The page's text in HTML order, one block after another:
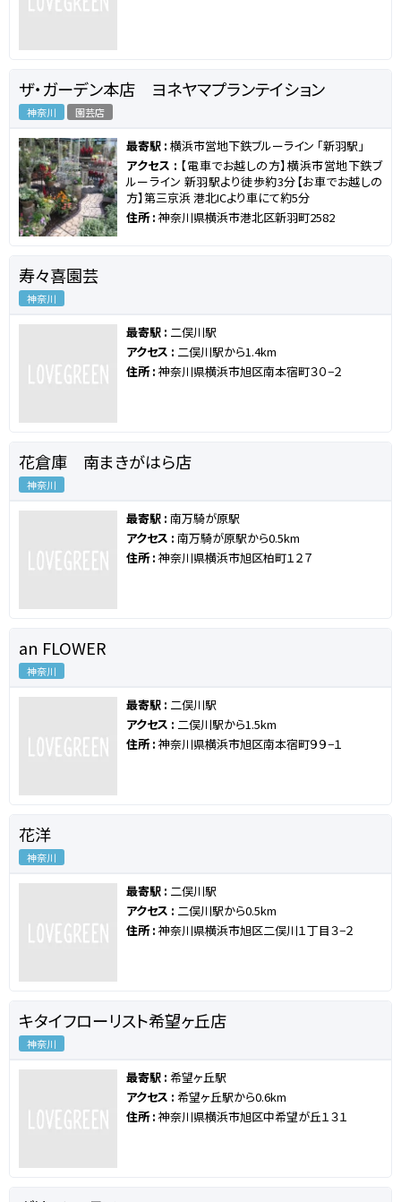
ザ・ガーデン本店 ヨネヤマプランテイション
神奈川 園芸店
最寄駅 : 横浜市営地下鉄ブルーライン 「新羽駅」
アクセス : 【電車でお越しの方】横浜市営地下鉄ブ
ルーライン 新羽駅より徒歩約3分【お車でお越しの
方】第三京浜 港北ICより車にて約5分
住所 : 神奈川県横浜市港北区新羽町2582
寿々喜園芸
神奈川
最寄駅 : 二俣川駅
アクセス : 二俣川駅から1.4km
住所 : 神奈川県横浜市旭区南本宿町３０−２
花倉庫 南まきがはら店
神奈川
最寄駅 : 南万騎が原駅
アクセス : 南万騎が原駅から0.5km
住所 : 神奈川県横浜市旭区柏町１２７
an FLOWER
神奈川
最寄駅 : 二俣川駅
アクセス : 二俣川駅から1.5km
住所 : 神奈川県横浜市旭区南本宿町９９−１
花洋
神奈川
最寄駅 : 二俣川駅
アクセス : 二俣川駅から0.5km
住所 : 神奈川県横浜市旭区二俣川１丁目３−２
キタイフローリスト希望ヶ丘店
神奈川
最寄駅 : 希望ヶ丘駅
アクセス : 希望ヶ丘駅から0.6km
住所 : 神奈川県横浜市旭区中希望が丘１３１